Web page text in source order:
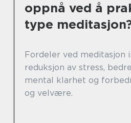
oppnå ved å
type
Fordeler ved meditasjon
reduksjon av stress,
mental klarhet og
og velvære.